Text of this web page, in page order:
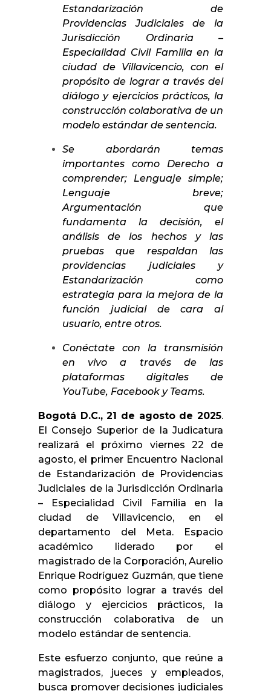
Estandarización de
Providencias Judiciales de la
Jurisdicción Ordinaria –
Especialidad Civil Familia en la
ciudad de Villavicencio, con el
propósito de lograr a través del
diálogo y ejercicios prácticos, la
construcción colaborativa de un
modelo estándar de sentencia.
Se abordarán temas
importantes como Derecho a
comprender; Lenguaje simple;
Lenguaje breve;
Argumentación que
fundamenta la decisión, el
análisis de los hechos y las
pruebas que respaldan las
providencias judiciales y
Estandarización como
estrategia para la mejora de la
función judicial de cara al
usuario, entre otros.
Conéctate con la transmisión
en vivo a través de las
plataformas digitales de
YouTube, Facebook y Teams.
Bogotá D.C., 21 de agosto de 2025.
El Consejo Superior de la Judicatura
realizará el próximo viernes 22 de
agosto, el primer Encuentro Nacional
de Estandarización de Providencias
Judiciales de la Jurisdicción Ordinaria
– Especialidad Civil Familia en la
ciudad de Villavicencio, en el
departamento del Meta. Espacio
académico liderado por el
magistrado de la Corporación, Aurelio
Enrique Rodríguez Guzmán, que tiene
como propósito lograr a través del
diálogo y ejercicios prácticos, la
construcción colaborativa de un
modelo estándar de sentencia.
Este esfuerzo conjunto, que reúne a
magistrados, jueces y empleados,
busca promover decisiones judiciales